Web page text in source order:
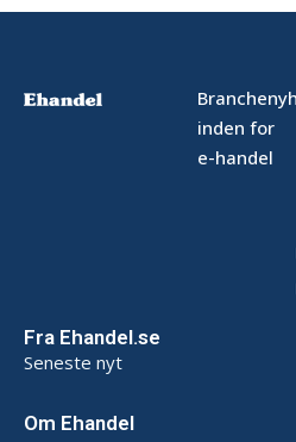
inden for
e-handel
Fra Ehandel.se
Seneste nyt
Om Ehandel